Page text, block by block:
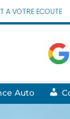
A VOTRE ECOUTE
Auto